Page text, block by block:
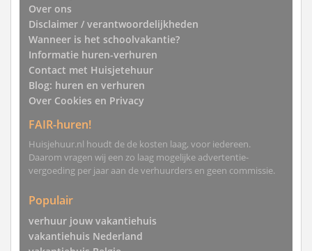
Over ons
Disclaimer / verantwoordelijkheden
Wanneer is het schoolvakantie?
Informatie huren-verhuren
Contact met Huisjetehuur
Blog: huren en verhuren
Over Cookies en Privacy
FAIR-huren!
Huisjehuur.nl houdt de de kosten laag, voor iedereen.
Daarom vragen wij een zo laag mogelijke advertentie-
vergoeding per jaar aan de verhuurders en geen commissie.
Populair
verhuur jouw vakantiehuis
vakantiehuis Nederland